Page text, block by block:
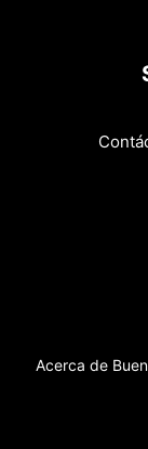
Acerca de